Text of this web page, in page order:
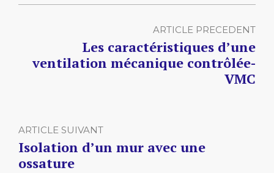
ARTICLE PRECEDENT
Les caractéristiques d’une
ventilation mécanique contrôlée-
VMC
ARTICLE SUIVANT
Isolation d’un mur avec une
ossature